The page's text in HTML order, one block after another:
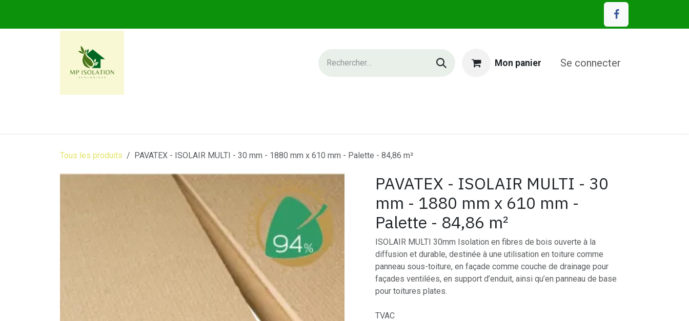
Mon panier Se connecter
Tous les produits PAVATEX - ISOLAIR MULTI - 30 mm - 1880 mm x 610 mm - Palette - 84,86 m²
PAVATEX - ISOLAIR MULTI - 30
mm - 1880 mm x 610 mm -
Palette - 84,86 m²
ISOLAIR MULTI 30mm Isolation en fibres de bois ouverte à la
diffusion et durable, destinée à une utilisation en toiture comme
panneau sous-toiture, en façade comme couche de drainage pour
façades ventilées, en support d’enduit, ainsi qu’en panneau de base
pour toitures plates.​
TVAC